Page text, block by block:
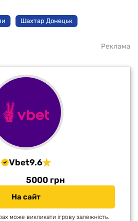
Шахтар Донецьк
Реклама
Vbet9.6
5000 грн
На сайт
може викликати ігрову залежність.